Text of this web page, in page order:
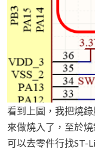
看到上圖，我把燒
來做燒入了，至於
可以去零件行找ST-